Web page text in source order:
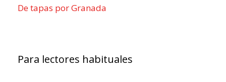
De tapas por Granada
Para lectores habituales